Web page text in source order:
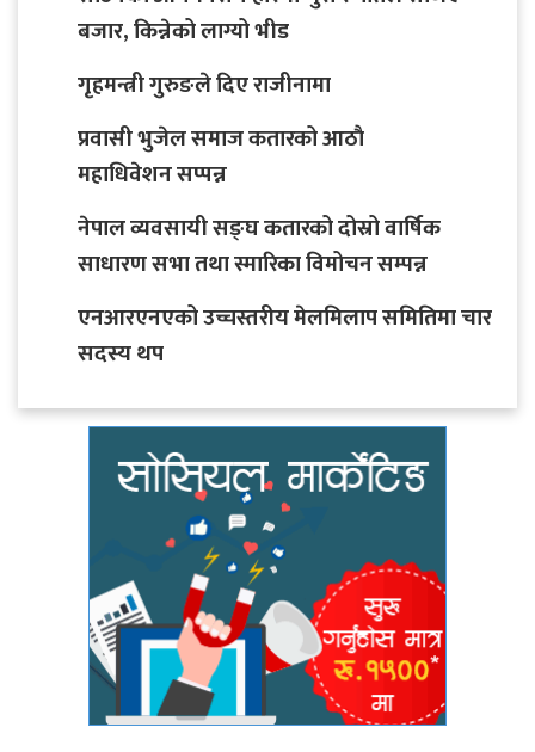
बजार, किन्नेको लाग्यो भीड
गृहमन्त्री गुरुङले दिए राजीनामा
प्रवासी भुजेल समाज कतारको आठाै
महाधिवेशन सप्पन्न
नेपाल व्यवसायी सङ्घ कतारको दोस्रो वार्षिक
साधारण सभा तथा स्मारिका विमोचन सम्पन्न
एनआरएनएको उच्चस्तरीय मेलमिलाप समितिमा चार
सदस्य थप